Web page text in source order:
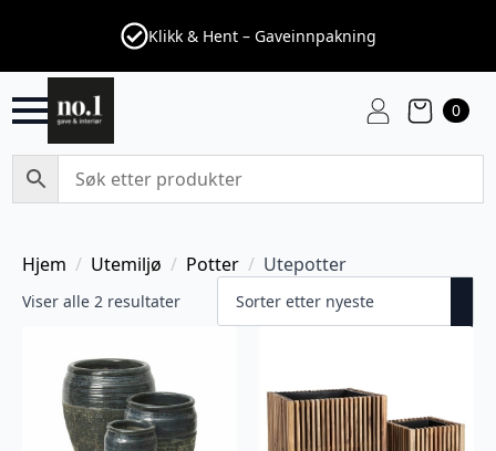
Klikk & Hent – Gaveinnpakning
0
Hjem Utemiljø Potter Utepotter
Viser alle 2 resultaterSortert